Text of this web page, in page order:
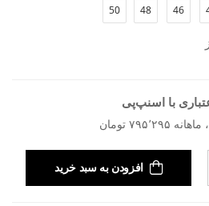
46
48
50
با اسنپ‌پی
افزودن به سبد خرید